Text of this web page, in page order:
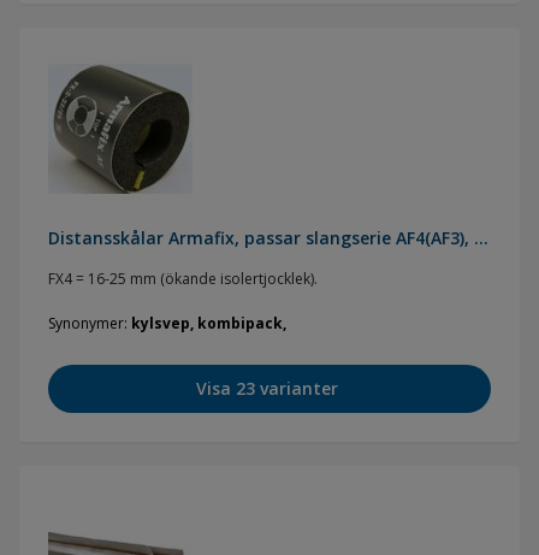
Distansskålar Armafix, passar slangserie AF4(AF3), ökande isolertjocklek
FX4 = 16-25 mm (ökande isolertjocklek).
Synonymer kylsvep, kombipack,
Visa 23 varianter